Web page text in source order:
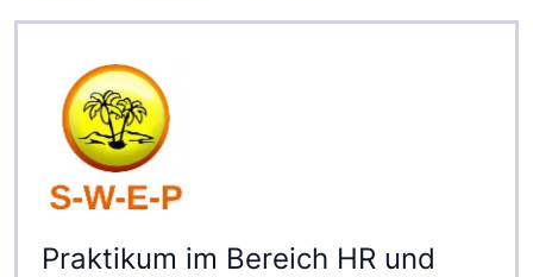
Praktikum im Bereich HR und